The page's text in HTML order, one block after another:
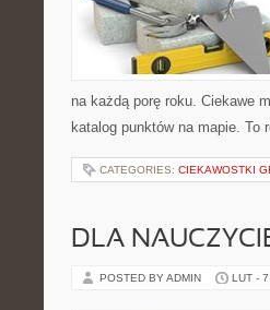
na każdą porę roku. Ciekawe
katalog punktów na mapie.
CATEGORIES: CIEKAWOSTKI
DLA
POSTED BY ADMIN LUT -